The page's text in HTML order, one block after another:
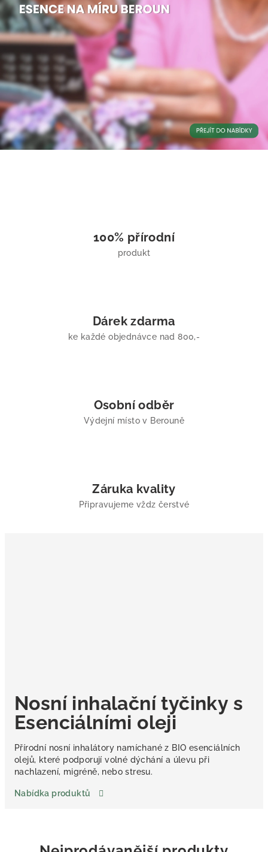
100% přírodní
produkt
Dárek zdarma
ke každé objednávce nad 800,-
Osobní odběr
Výdejní místo v Berouně
Záruka kvality
Připravujeme vždz čerstvé
Nosní inhalační tyčinky s
Esenciálními oleji
Přírodní nosní inhalátory namíchané z BIO esenciálních
olejů, které podporují volné dýchání a úlevu při
nachlazení, migréně, nebo stresu.
Nabídka produktů